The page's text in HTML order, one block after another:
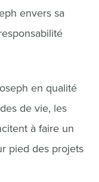
envers sa
en qualité
de vie, les
à faire un
pied des projets